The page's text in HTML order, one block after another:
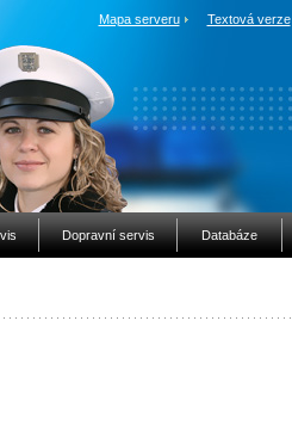
Mapa serveru Textová verze
Dopravní servis Databáze